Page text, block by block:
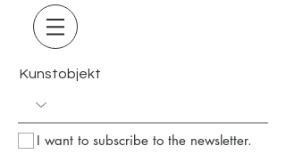
Kunstobjekt
I want to subscribe to the newsletter.